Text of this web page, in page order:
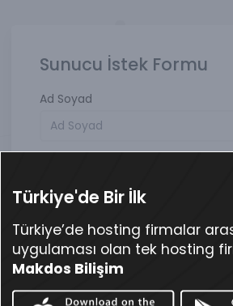
Sunucu İstek Formu
Ad Soyad
Kod
+90
Telefon Numarası
Türkiye'de Bir İlk
Türkiye’de hosting firmalar
uygulaması olan tek hosting
Makdos Bilişim